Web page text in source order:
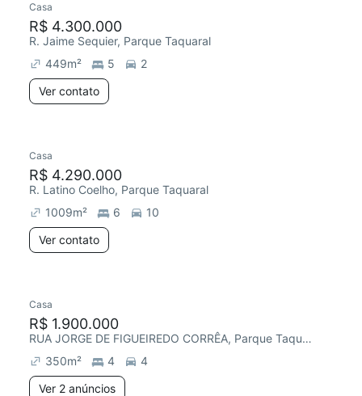
Casa
R$ 4.300.000
R. Jaime Sequier, Parque Taquaral
449m² 5
2
Ver contato
Casa
R$ 4.290.000
R. Latino Coelho, Parque Taquaral
1009m² 6
10
Ver contato
Casa
R$ 1.900.000
RUA JORGE DE FIGUEIREDO CORRÊA, Parque Taquaral
350m² 4
4
Ver 2 anúncios